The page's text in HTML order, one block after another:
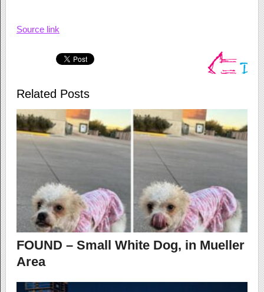
Source link
Related Posts
FOUND – Small White Dog, in Mueller
Area